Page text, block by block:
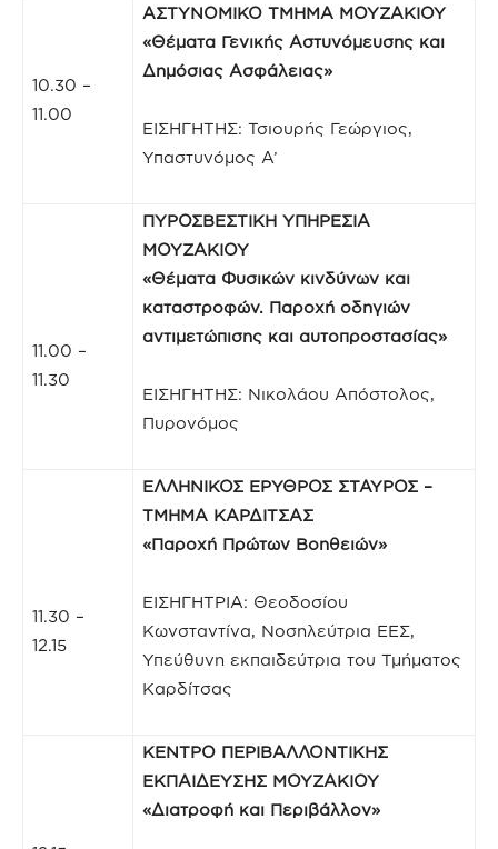
10.30 –
11.00
ΑΣΤΥΝΟΜΙΚΟ ΤΜΗΜΑ ΜΟΥΖΑΚΙΟΥ
«Θέματα Γενικής Αστυνόμευσης και
Δημόσιας Ασφάλειας»
ΕΙΣΗΓΗΤΗΣ: Τσιουρής Γεώργιος,
Υπαστυνόμος Α’
11.00 –
11.30
ΠΥΡΟΣΒΕΣΤΙΚΗ ΥΠΗΡΕΣΙΑ
ΜΟΥΖΑΚΙΟΥ
«Θέματα Φυσικών κινδύνων και
καταστροφών. Παροχή οδηγιών
αντιμετώπισης και αυτοπροστασίας»
ΕΙΣΗΓΗΤΗΣ: Νικολάου Απόστολος,
Πυρονόμος
11.30 –
12.15
ΕΛΛΗΝΙΚΟΣ ΕΡΥΘΡΟΣ ΣΤΑΥΡΟΣ –
ΤΜΗΜΑ ΚΑΡΔΙΤΣΑΣ
«Παροχή Πρώτων Βοηθειών»
ΕΙΣΗΓΗΤΡΙΑ: Θεοδοσίου
Κωνσταντίνα, Νοσηλεύτρια ΕΕΣ,
Υπεύθυνη εκπαιδεύτρια του Τμήματος
Καρδίτσας
ΚΕΝΤΡΟ ΠΕΡΙΒΑΛΛΟΝΤΙΚΗΣ
ΕΚΠΑΙΔΕΥΣΗΣ ΜΟΥΖΑΚΙΟΥ
«Διατροφή και Περιβάλλον»